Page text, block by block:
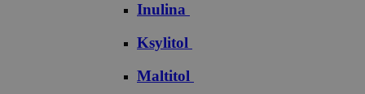
Inulina
Ksylitol
Maltitol